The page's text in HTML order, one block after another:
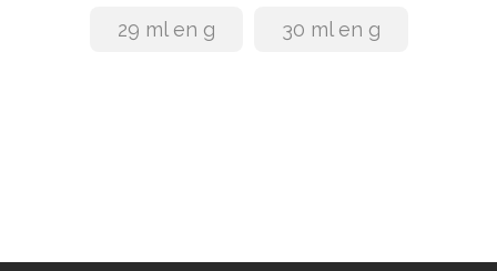
29 ml en g 30 ml en g